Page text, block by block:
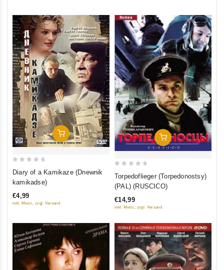
In Den Warenkorb
5
Diary of a Kamikaze (Dnewnik
kamikadse)
€4,99
inkl. Mwst., zzgl. Versand
In Den Warenkorb
out
5
Torpedoflieger (Torpedonostsy)
(PAL) (RUSCICO)
€14,99
inkl. Mwst., zzgl. Versand